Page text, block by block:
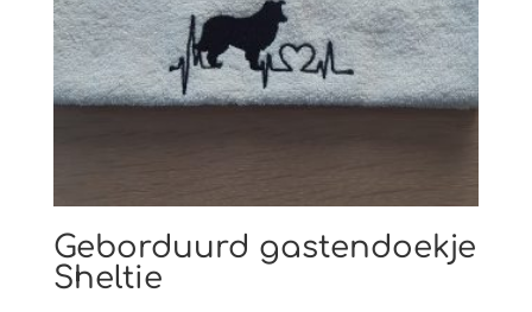
Geborduurd gastendoekje
Sheltie